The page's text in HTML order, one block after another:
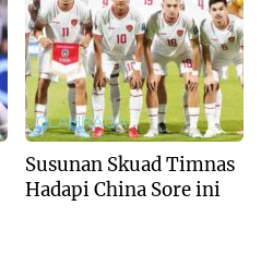
OLAHRAGA
Susunan Skuad Timnas
Hadapi China Sore ini